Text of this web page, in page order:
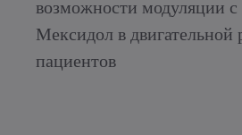
возможности модуляции
Мексидол в двигательной
пациентов